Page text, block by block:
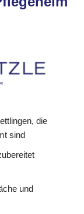
die
sind
und